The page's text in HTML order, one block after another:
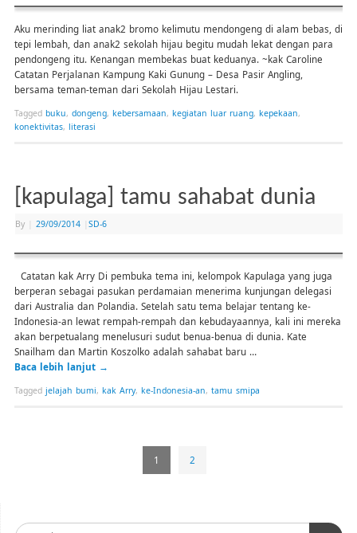
Aku merinding liat anak2 bromo kelimutu mendongeng di alam bebas, di
tepi lembah, dan anak2 sekolah hijau begitu mudah lekat dengan para
pendongeng itu. Kenangan membekas buat keduanya. ~kak Caroline
Catatan Perjalanan Kampung Kaki Gunung – Desa Pasir Angling,
bersama teman-teman dari Sekolah Hijau Lestari.
Tagged buku, dongeng, kebersamaan, kegiatan luar ruang, kepekaan,
konektivitas, literasi
[kapulaga] tamu sahabat dunia
By 29/09/2014 SD-6
Catatan kak Arry Di pembuka tema ini, kelompok Kapulaga yang juga
berperan sebagai pasukan perdamaian menerima kunjungan delegasi
dari Australia dan Polandia. Setelah satu tema belajar tentang ke-
Indonesia-an lewat rempah-rempah dan kebudayaannya, kali ini mereka
akan berpetualang menelusuri sudut benua-benua di dunia. Kate
Snailham dan Martin Koszolko adalah sahabat baru …
Baca lebih lanjut →
Tagged jelajah bumi, kak Arry, ke-Indonesia-an, tamu smipa
1 2